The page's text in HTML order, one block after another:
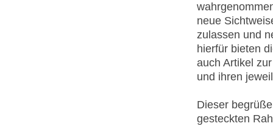
neue
zulassen und
hierfür bieten
auch Artikel
und ihren
Dieser
gesteckten